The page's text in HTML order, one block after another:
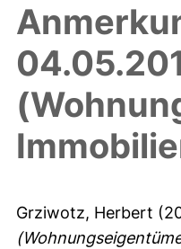
Grziwotz, Herbert